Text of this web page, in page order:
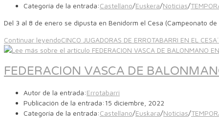
Categoría de la entrada:Castellano/Euskera/Noticias/
Del 3 al 8 de enero se dipusta en Benidorm el Cesa (Campeonato
Continuar leyendoCINCO JUGADORAS DE ERROTABARRI EN EL
FEDERACION VASCA DE
Autor de la entrada:Errotabarri
Publicación de la entrada: 15 diciembre, 2022
Categoría de la entrada:Castellano/Euskara/Noticias/